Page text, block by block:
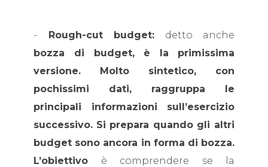
- Rough-cut budget: detto anche
bozza di budget, è la
primissima
versione. Molto sintetico, con
pochissimi dati, raggruppa le
principali informazioni sull’esercizio
successivo. Si prepara quando gli altri
budget sono ancora in forma di bozza.
L’obiettivo è comprendere se la